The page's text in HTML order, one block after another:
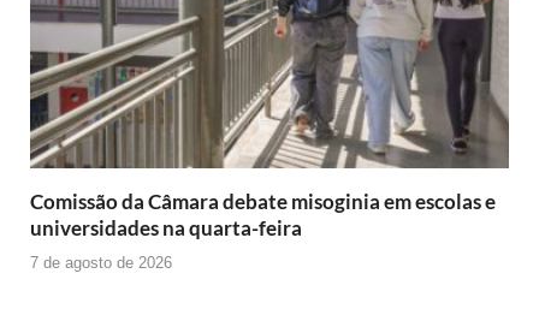
Comissão da Câmara debate misoginia em escolas e
universidades na quarta-feira
7 de agosto de 2026